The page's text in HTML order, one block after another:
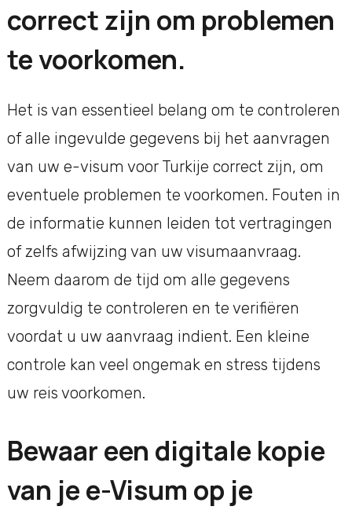
correct zijn om problemen
te voorkomen.
Het is van essentieel belang om te controleren
of alle ingevulde gegevens bij het aanvragen
van uw e-visum voor Turkije correct zijn, om
eventuele problemen te voorkomen. Fouten in
de informatie kunnen leiden tot vertragingen
of zelfs afwijzing van uw visumaanvraag.
Neem daarom de tijd om alle gegevens
zorgvuldig te controleren en te verifiëren
voordat u uw aanvraag indient. Een kleine
controle kan veel ongemak en stress tijdens
uw reis voorkomen.
Bewaar een digitale kopie
van je e-Visum op je